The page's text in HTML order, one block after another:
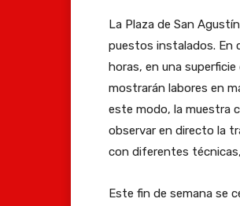
l
e
s
p
e
c
t
c
l
A
y
u
n
t
a
i
d
o
m
i
n
g
o
a
á
e
n
t
r
e
l
s
d
e
s
e
m
a
n
p
La Plaza de San
puestos instalados. En
horas, en una
mostrarán labores en
este modo, la muestra
observar en directo la
con diferentes
Este fin de semana se